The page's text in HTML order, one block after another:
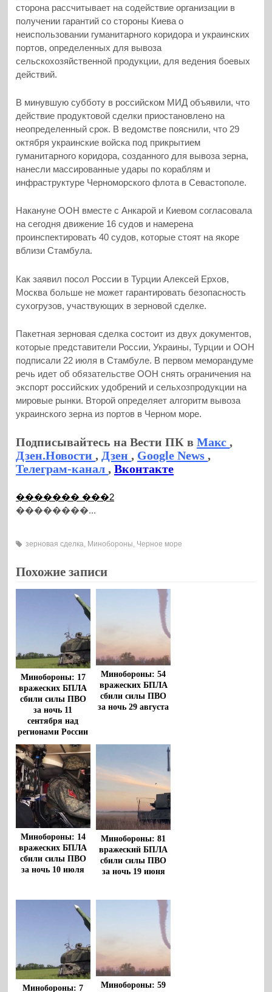
сторона рассчитывает на содействие организации в
получении гарантий со стороны Киева о
неиспользовании гуманитарного коридора и украинских
портов, определенных для вывоза
сельскохозяйственной продукции, для ведения боевых
действий.
В минувшую субботу в российском МИД объявили, что
действие продуктовой сделки приостановлено на
неопределенный срок. В ведомстве пояснили, что 29
октября украинские войска под прикрытием
гуманитарного коридора, созданного для вывоза зерна,
нанесли массированные удары по кораблям и
инфраструктуре Черноморского флота в Севастополе.
Накануне ООН вместе с Анкарой и Киевом согласовала
на сегодня движение 16 судов и намерена
проинспектировать 40 судов, которые стоят на якоре
вблизи Стамбула.
Как заявил посол России в Турции Алексей Ерхов,
Москва больше не может гарантировать безопасность
сухогрузов, участвующих в зерновой сделке.
Пакетная зерновая сделка состоит из двух документов,
которые представители России, Украины, Турции и ООН
подписали 22 июля в Стамбуле. В первом меморандуме
речь идет об обязательстве ООН снять ограничения на
экспорт российских удобрений и сельхозпродукции на
мировые рынки. Второй определяет алгоритм вывоза
украинского зерна из портов в Черном море.
Подписывайтесь на Вести ПК вМакс,
Дзен.Новости,Дзен, Google News,
Телеграм-канал,Вконтакте
������� ���2
��������...
зерновая сделка Минобороны Черное море
Похожие записи
Минобороны: 17
вражеских БПЛА
сбили силы ПВО
за ночь 11
сентября над
регионами России
Минобороны: 54
вражеских БПЛА
сбили силы ПВО
за ночь 29 августа
Минобороны: 14
вражеских БПЛА
сбили силы ПВО
за ночь 10 июля
Минобороны: 81
вражеский БПЛА
сбили силы ПВО
за ночь 19 июня
Минобороны: 7
Минобороны: 59